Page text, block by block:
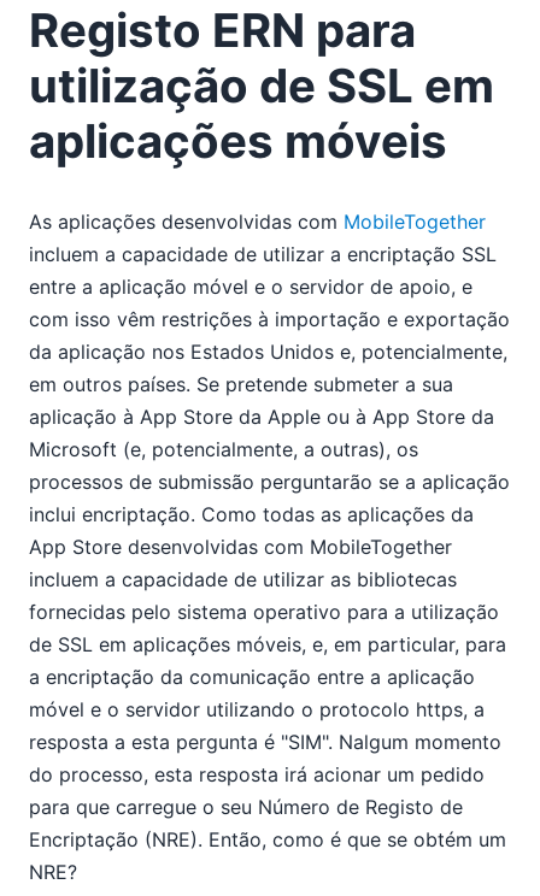
Registo ERN para
utilização de SSL em
aplicações móveis
As aplicações desenvolvidas com MobileTogether
incluem a capacidade de utilizar a encriptação SSL
entre a aplicação móvel e o servidor de apoio, e
com isso vêm restrições à importação e exportação
da aplicação nos Estados Unidos e, potencialmente,
em outros países. Se pretende submeter a sua
aplicação à App Store da Apple ou à App Store da
Microsoft (e, potencialmente, a outras), os
processos de submissão perguntarão se a aplicação
inclui encriptação. Como todas as aplicações da
App Store desenvolvidas com MobileTogether
incluem a capacidade de utilizar as bibliotecas
fornecidas pelo sistema operativo para a utilização
de SSL em aplicações móveis, e, em particular, para
a encriptação da comunicação entre a aplicação
móvel e o servidor utilizando o protocolo https, a
resposta a esta pergunta é "SIM". Nalgum momento
do processo, esta resposta irá acionar um pedido
para que carregue o seu Número de Registo de
Encriptação (NRE). Então, como é que se obtém um
NRE?